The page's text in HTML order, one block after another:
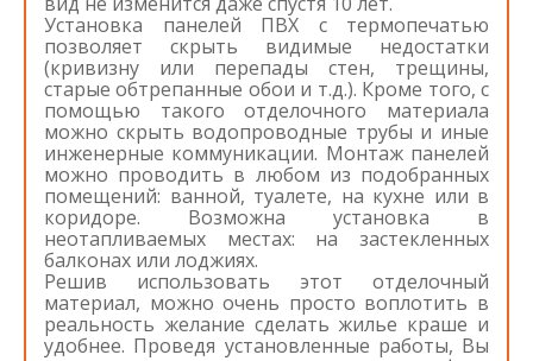
Установка панелей ПВХ с термопечатью
позволяет скрыть видимые недостатки
(кривизну или перепады стен, трещины,
старые обтрепанные обои и т.д.). Кроме того, с
помощью такого отделочного материала
можно скрыть водопроводные трубы и иные
инженерные коммуникации. Монтаж панелей
можно проводить в любом из подобранных
помещений: ванной, туалете, на кухне или в
коридоре. Возможна установка в
неотапливаемых местах: на застекленных
балконах или лоджиях.
Решив использовать этот отделочный
материал, можно очень просто воплотить в
реальность желание сделать жилье краше и
удобнее. Проведя установленные работы, Вы